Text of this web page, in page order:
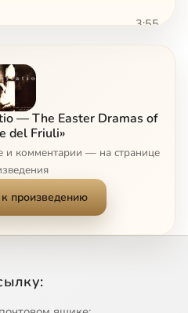
3:55
sum
2:03
— The Easter Dramas of
del Friuli»
и комментарии — на странице
произведению